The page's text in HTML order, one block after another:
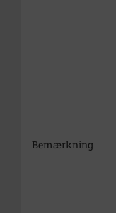
Bemærkning